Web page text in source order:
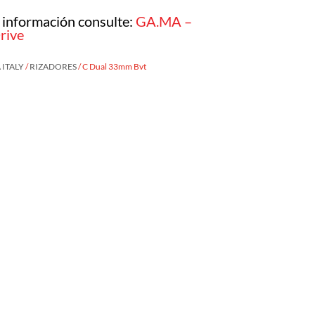
información consulte: GA.MA –
/RIZADORES/ C Dual 33mm Bvt